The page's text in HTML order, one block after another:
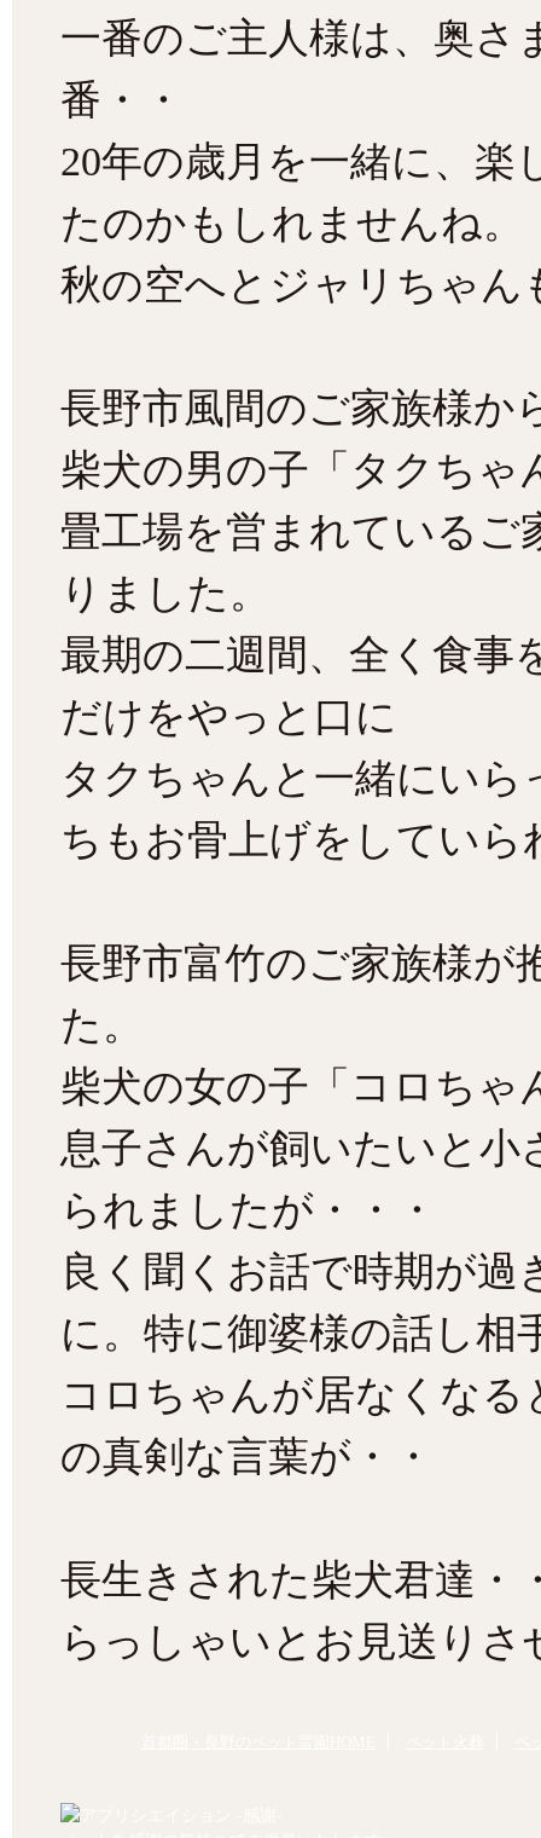
一番のご主人様は、奥さ
番・・
20年の歳月を一緒に、楽
たのかもしれませんね。
秋の空へとジャリちゃん
長野市風間のご家族様か
柴犬の男の子「タクちゃ
畳工場を営まれているご
りました。
最期の二週間、全く食事
だけをやっと口に
タクちゃんと一緒にい
ちもお骨上げをしていら
長野市富竹のご家族様が
た。
柴犬の女の子「コロちゃ
息子さんが飼いたいと
られましたが・・・
良く聞くお話で時期が
に。特に御婆様の話し相
コロちゃんが居なくな
の真剣な言葉が・・
長生きされた柴犬君達
らっしゃいとお見送り